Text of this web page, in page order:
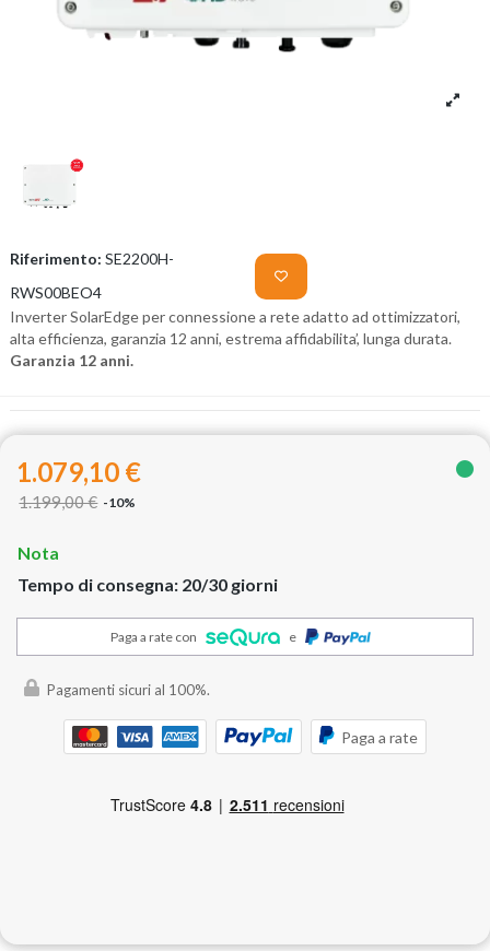
Riferimento: SE2200H-
RWS00BEO4
Inverter SolarEdge per connessione a rete adatto ad ottimizzatori,
alta efficienza, garanzia 12 anni, estrema affidabilita’, lunga durata.
Garanzia 12 anni.
1.079,10 €
1.199,00 € -10%
Nota
Tempo di consegna: 20/30 giorni
Paga a rate con e
Pagamenti sicuri al 100%.
Paga a rate